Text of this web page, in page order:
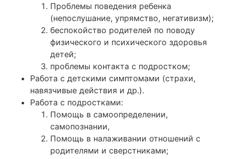
Проблемы поведения ребенка
(непослушание, упрямство, негативизм);
беспокойство родителей по поводу
физического и психического здоровья
детей;
проблемы контакта с подростком;
Работа с детскими симптомами (страхи,
навязчивые действия и др.).
Работа с подростками:
Помощь в самоопределении,
самопознании,
Помощь в налаживании отношений с
родителями и сверстниками;